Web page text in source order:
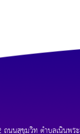
ถนนสุขุมวิท ตำบลเนินพระ